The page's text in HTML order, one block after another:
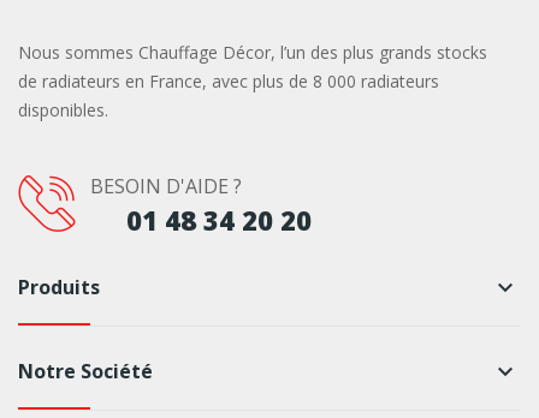
Nous sommes Chauffage Décor, l’un des plus grands stocks
de radiateurs en France, avec plus de 8 000 radiateurs
disponibles.
BESOIN D'AIDE ?
01 48 34 20 20
Produits keyboard_arrow_down
Notre Société keyboard_arrow_down